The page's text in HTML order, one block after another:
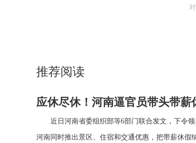
推荐阅读
应休尽休！河南逼官员带头带
近日河南省委组织部等6部门联合发文，​下令领
河南同时推出景区、住宿和交通优惠，把带薪休